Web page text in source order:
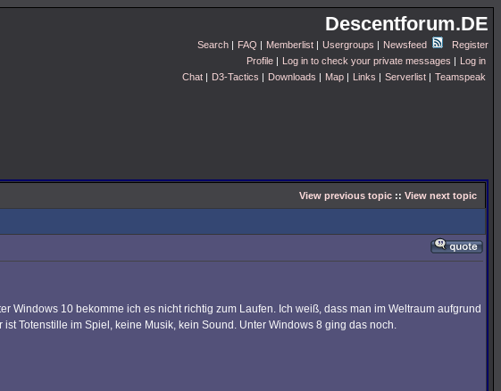
Descentforum.DE
Search | FAQ | Memberlist | Usergroups | Newsfeed
Register
Profile | Log in to check your private messages | Log in
Chat | D3-Tactics | Downloads | Map | Links | Serverlist | Teamspeak
View previous topic :: View next topic
10 bekomme ich es nicht richtig zum Laufen. Ich weiß, dass man im Weltraum aufgrund
Totenstille im Spiel, keine Musik, kein Sound. Unter Windows 8 ging das noch.